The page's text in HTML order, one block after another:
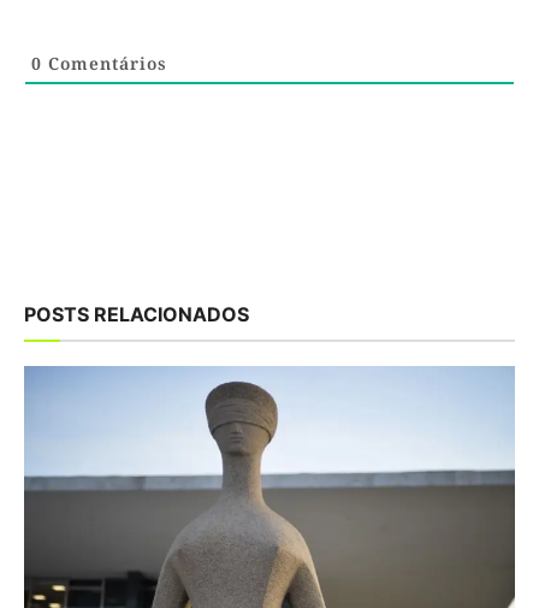
0 Comentários
POSTS RELACIONADOS